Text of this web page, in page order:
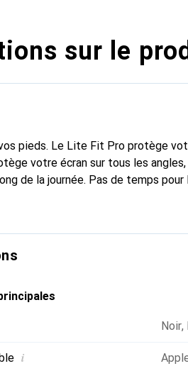
sur le
pieds. Le Lite Fit Pro protège
votre écran sur tous les
de la journée. Pas de temps pour
Noir,
i